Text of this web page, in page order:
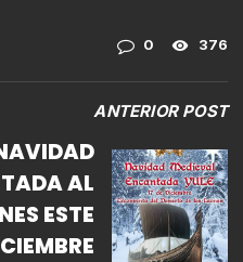
0 376
ANTERIOR POST
AL
ESTE